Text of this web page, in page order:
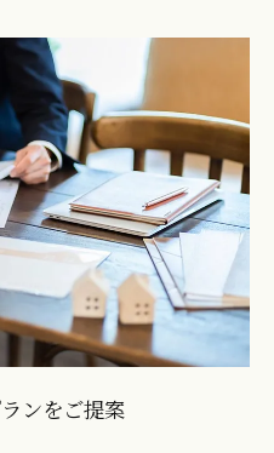
ンをご提案